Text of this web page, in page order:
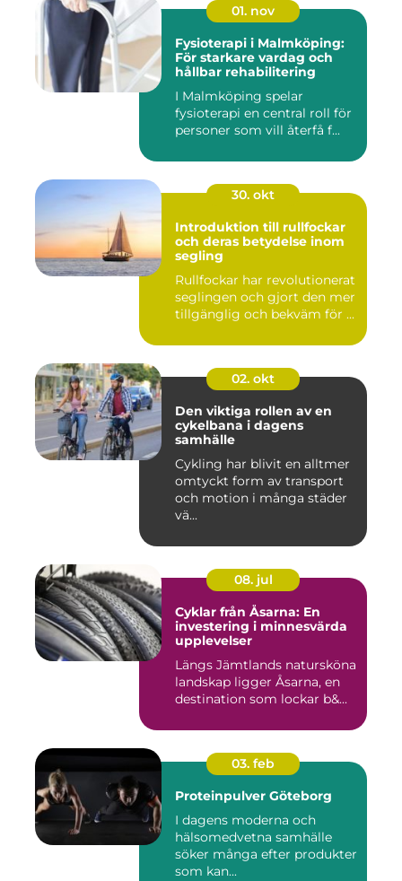
01. nov
Fysioterapi i Malmköping:
För starkare vardag och
hållbar rehabilitering
I Malmköping spelar
fysioterapi en central roll för
personer som vill återfå f...
30. okt
Introduktion till rullfockar
och deras betydelse inom
segling
Rullfockar har revolutionerat
seglingen och gjort den mer
tillgänglig och bekväm för ...
02. okt
Den viktiga rollen av en
cykelbana i dagens
samhälle
Cykling har blivit en alltmer
omtyckt form av transport
och motion i många städer
vä...
08. jul
Cyklar från Åsarna: En
investering i minnesvärda
upplevelser
Längs Jämtlands natursköna
landskap ligger Åsarna, en
destination som lockar b&...
03. feb
Proteinpulver Göteborg
I dagens moderna och
hälsomedvetna samhälle
söker många efter produkter
som kan...